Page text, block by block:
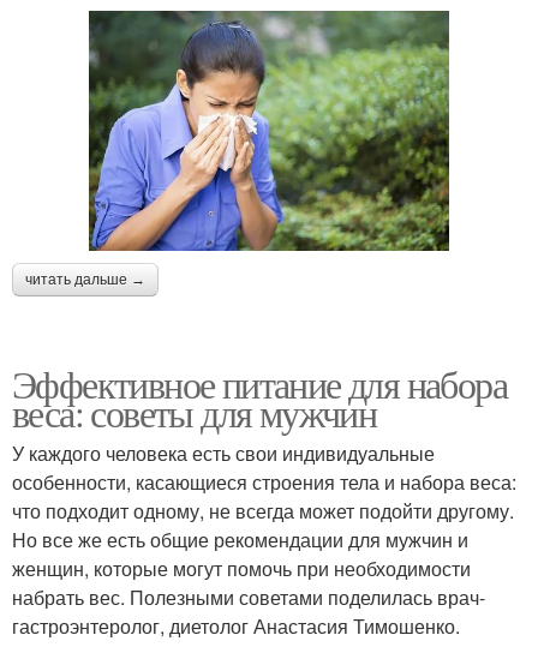
читать дальше →
Эффективное питание для набора
веса: советы для мужчин
У каждого человека есть свои индивидуальные
особенности, касающиеся строения тела и набора веса:
что подходит одному, не всегда может подойти другому.
Но все же есть общие рекомендации для мужчин и
женщин, которые могут помочь при необходимости
набрать вес. Полезными советами поделилась врач-
гастроэнтеролог, диетолог Анастасия Тимошенко.